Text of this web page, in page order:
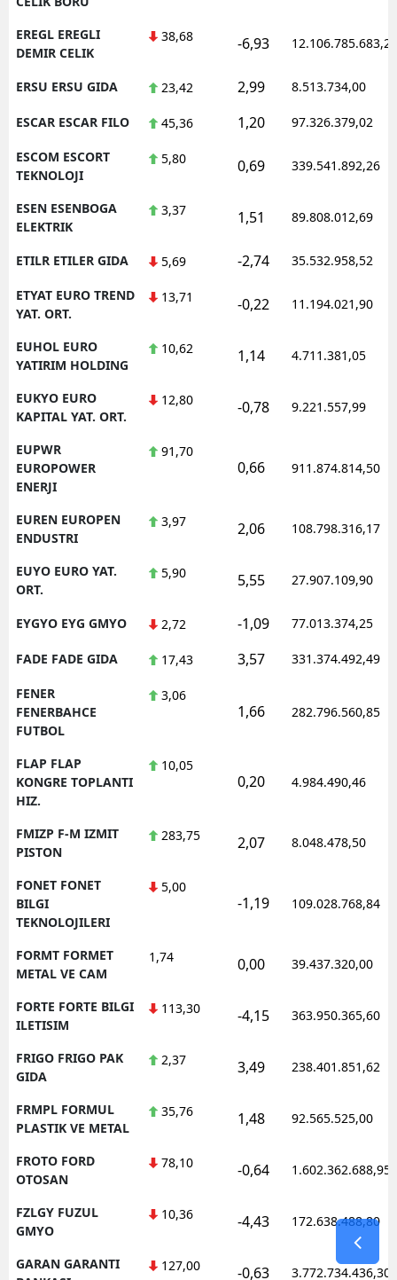
EREGL EREGLI
DEMIR CELIK
38,68 -6,93 12.106.785.683,20
ERSU ERSU GIDA 23,42 2,99 8.513.734,00
ESCAR ESCAR FILO 45,36 1,20 97.326.379,02
ESCOM ESCORT
TEKNOLOJI
5,80 0,69 339.541.892,26
ESEN ESENBOGA
ELEKTRIK
3,37 1,51 89.808.012,69
ETILR ETILER GIDA 5,69 -2,74 35.532.958,52
ETYAT EURO TREND
YAT. ORT.
13,71 -0,22 11.194.021,90
EUHOL EURO
YATIRIM HOLDING
10,62 1,14 4.711.381,05
EUKYO EURO
KAPITAL YAT. ORT.
12,80 -0,78 9.221.557,99
EUPWR
EUROPOWER
ENERJI
91,70
0,66 911.874.814,50
EUREN EUROPEN
ENDUSTRI
3,97 2,06 108.798.316,17
EUYO EURO YAT.
ORT.
5,90 5,55 27.907.109,90
EYGYO EYG GMYO 2,72 -1,09 77.013.374,25
FADE FADE GIDA 17,43 3,57 331.374.492,49
FENER
FENERBAHCE
FUTBOL
3,06
1,66 282.796.560,85
FLAP FLAP
KONGRE TOPLANTI
HIZ.
10,05
0,20 4.984.490,46
FMIZP F-M IZMIT
PISTON
283,75 2,07 8.048.478,50
FONET FONET
BILGI
TEKNOLOJILERI
5,00
-1,19 109.028.768,84
FORMT FORMET
METAL VE CAM
1,74 0,00 39.437.320,00
FORTE FORTE BILGI
ILETISIM
113,30 -4,15 363.950.365,60
FRIGO FRIGO PAK
GIDA
2,37 3,49 238.401.851,62
FRMPL FORMUL
PLASTIK VE METAL
35,76 1,48 92.565.525,00
FROTO FORD
OTOSAN
78,10 -0,64 1.602.362.688,95
FZLGY FUZUL
GMYO
10,36 -4,43 172.638.488,80
GARAN GARANTI
127,00 -0,63 3.772.734.436,30